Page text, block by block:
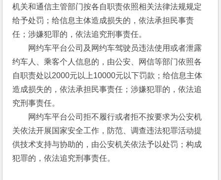
机关和通信主管部门按各自职责依照相关法律法规规定
给予处罚；给信息主体造成损失的，依法承担民事责
任；涉嫌犯罪的，依法追究刑事责任。
网约车平台公司及网约车驾驶员违法使用或者泄露
约车人、乘客个人信息的，由公安、网信等部门依照各
自职责处以2000元以上10000元以下罚款；给信息主体
造成损失的，依法承担民事责任；涉嫌犯罪的，依法追
究刑事责任。
网约车平台公司拒不履行或者拒不按要求为公安机
关依法开展国家安全工作，防范、调查违法犯罪活动提
供技术支持与协助的，由公安机关依法予以处罚；构成
犯罪的，依法追究刑事责任。